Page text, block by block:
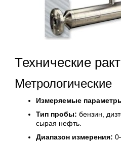
Технические
Метрологические
Измеряемые
Тип пробы: бензин,
сырая нефть.
Диапазон измерения: